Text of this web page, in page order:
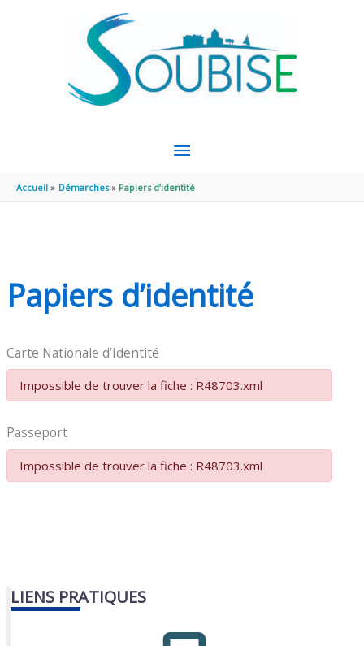
MENU
PRINCIPAL
Accueil Démarches Papiers d’identité
Papiers d’identité
Carte Nationale d’Identité
Impossible de trouver la fiche : R48703.xml
Passeport
Impossible de trouver la fiche : R48703.xml
LIENS PRATIQUES